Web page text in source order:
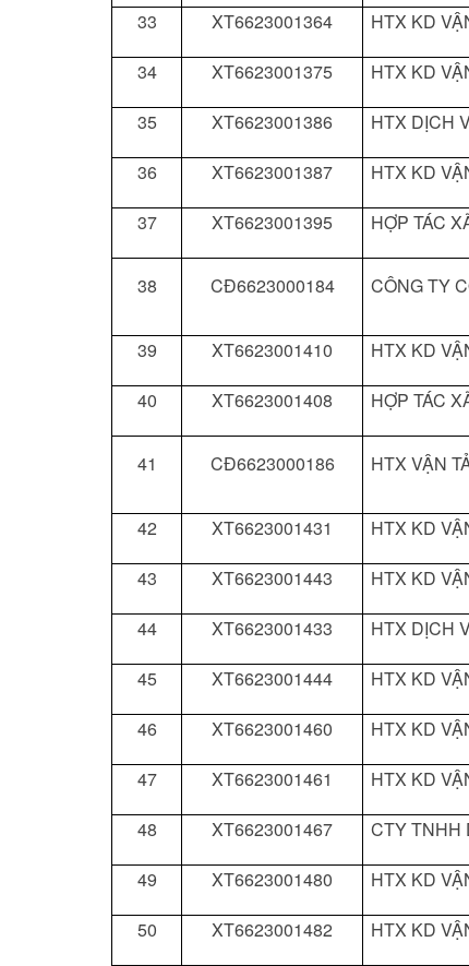
33
XT6623001364 HTX KD
34
XT6623001375 HTX KD
35
XT6623001386 HTX DỊCH
36
XT6623001387 HTX KD
37
XT6623001395 HỢP TÁC
38 CĐ6623000184 CÔNG TY
39
XT6623001410 HTX KD
40
XT6623001408 HỢP TÁC
41 CĐ6623000186 HTX VẬN
42
XT6623001431 HTX KD
43
XT6623001443 HTX KD
44
XT6623001433 HTX DỊCH
45
XT6623001444 HTX KD
46
XT6623001460 HTX KD
47
XT6623001461 HTX KD
48
XT6623001467 CTY TNHH
49
XT6623001480 HTX KD
50
XT6623001482 HTX KD